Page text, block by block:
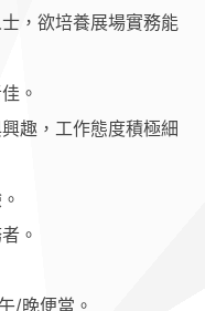
，欲培養展場實務能
。
趣，工作態度積極細
。
/晚便當。